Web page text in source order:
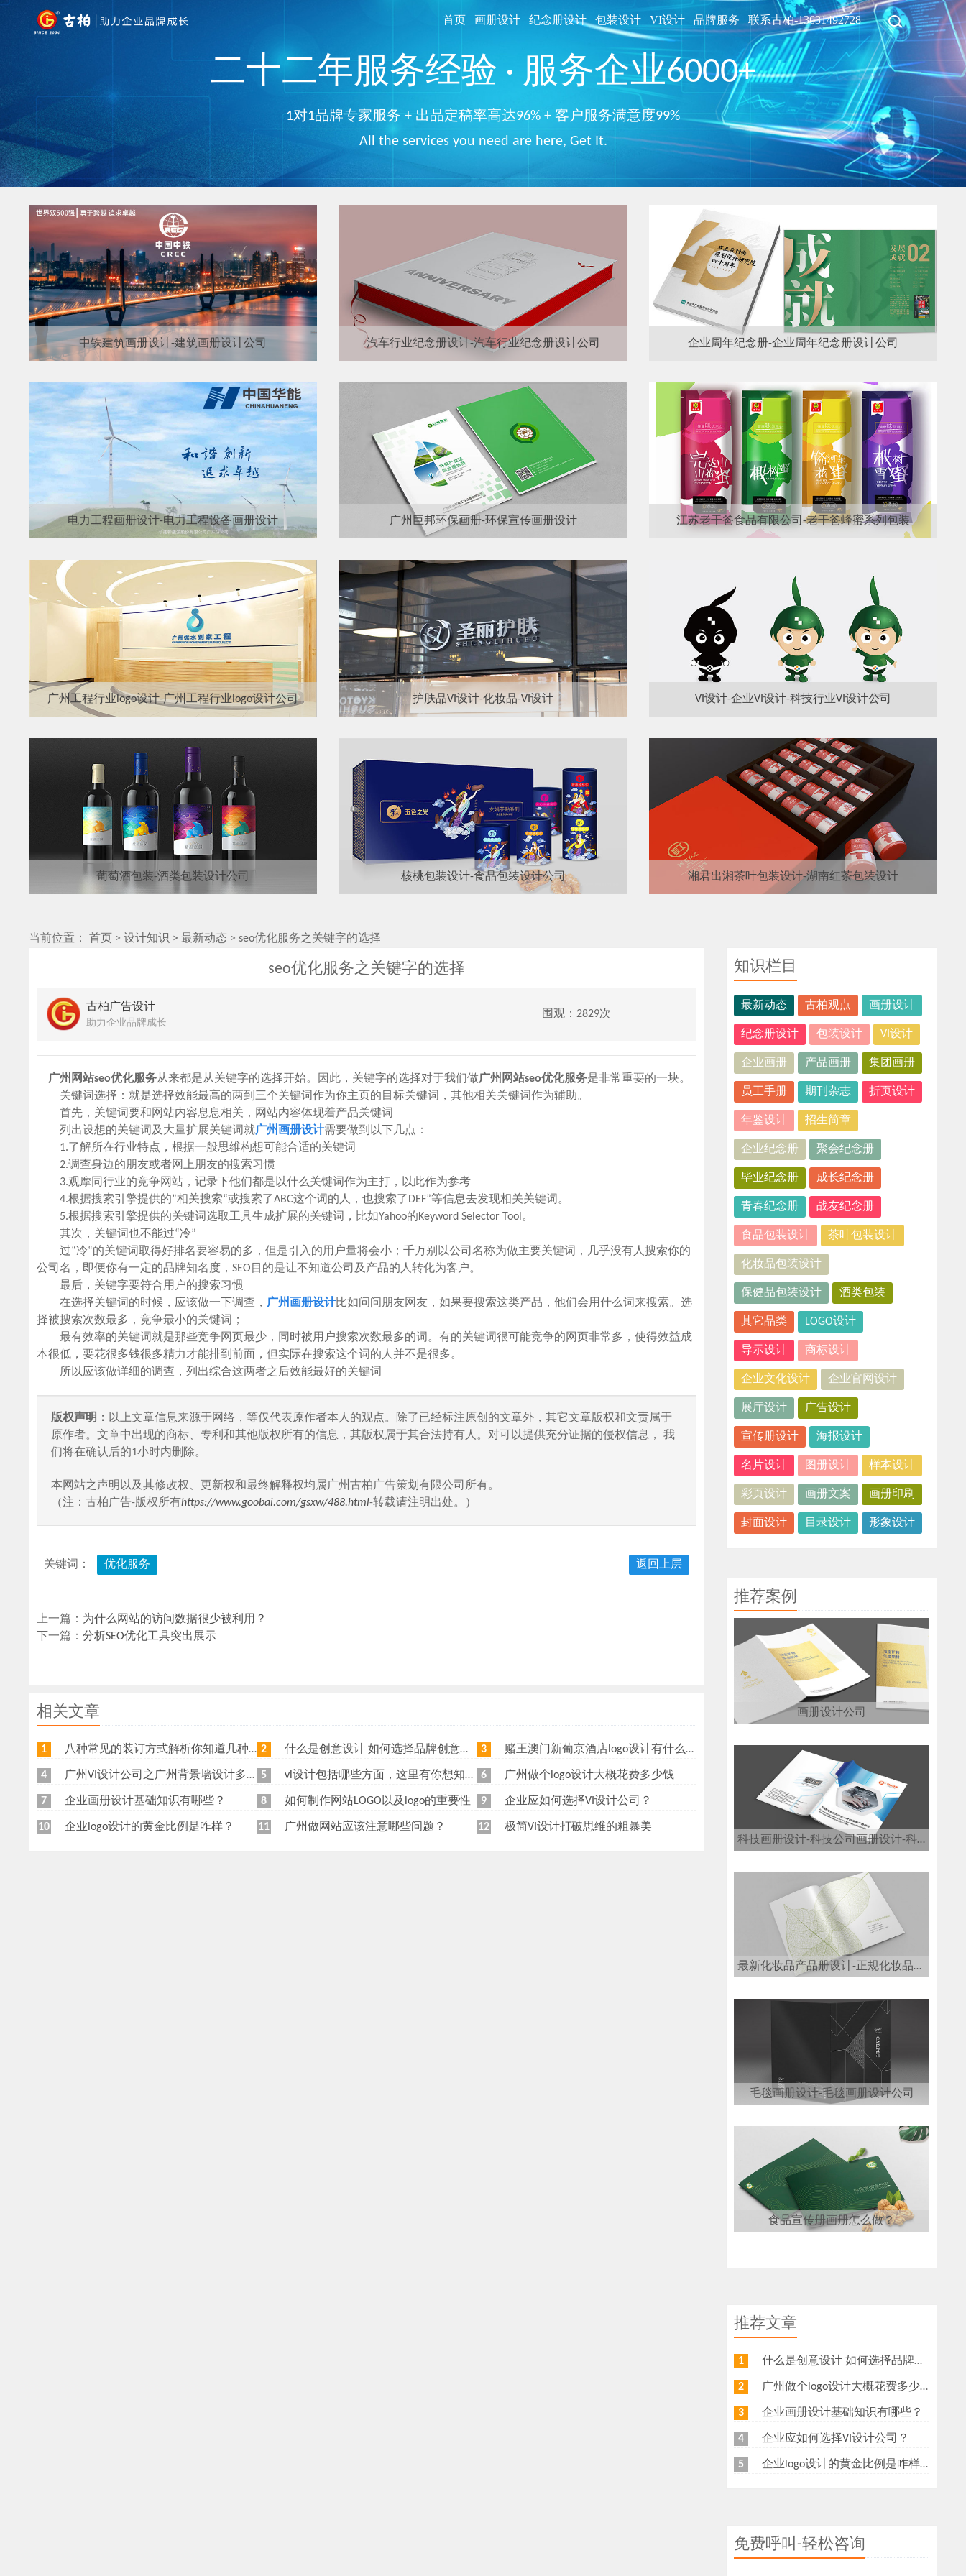
首页 画册设计 纪念册设计 包装设计 VI设计 品牌服务 联系古柏-13631492728
二十二年服务经验 · 服务企业6000+
1对1品牌专家服务 + 出品定稿率高达96% + 客户服务满意度99%
All the services you need are here, Get It.
中铁建筑画册设计-建筑画册设计公司 汽车行业纪念册设计-汽车行业纪念册设计公司 企业周年纪念册-企业周年纪念册设计公司
电力工程画册设计-电力工程设备画册设计 广州巨邦环保画册-环保宣传画册设计 江苏老干爸食品有限公司-老干爸蜂蜜系列包装
广州工程行业logo设计-广州工程行业logo设计公司 护肤品VI设计-化妆品-VI设计 VI设计-企业VI设计-科技行业VI设计公司
葡萄酒包装-酒类包装设计公司 核桃包装设计-食品包装设计公司 湘君出湘茶叶包装设计-湖南红茶包装设计
当前位置： 首页 >设计知识 >最新动态 >seo优化服务之关键字的选择
seo优化服务之关键字的选择
古柏广告设计
助力企业品牌成长
围观：2829次
广州网站seo优化服务从来都是从关键字的选择开始。因此，关键字的选择对于我们做广州网站seo优化服务是非常重要的一块。
关键词选择：就是选择效能最高的两到三个关键词作为你主页的目标关键词，其他相关关键词作为辅助。
首先，关键词要和网站内容息息相关，网站内容体现着产品关键词
列出设想的关键词及大量扩展关键词就广州画册设计需要做到以下几点：
1.了解所在行业特点，根据一般思维构想可能合适的关键词
2.调查身边的朋友或者网上朋友的搜索习惯
3.观摩同行业的竞争网站，记录下他们都是以什么关键词作为主打，以此作为参考
4.根据搜索引擎提供的”相关搜索“或搜索了ABC这个词的人，也搜索了DEF”等信息去发现相关关键词。
5.根据搜索引擎提供的关键词选取工具生成扩展的关键词，比如Yahoo的Keyword Selector Tool。
其次，关键词也不能过“冷”
过“冷“的关键词取得好排名要容易的多，但是引入的用户量将会小；千万别以公司名称为做主要关键词，几乎没有人搜索你的
公司名，即便你有一定的品牌知名度，SEO目的是让不知道公司及产品的人转化为客户。
最后，关键字要符合用户的搜索习惯
在选择关键词的时候，应该做一下调查， 广州画册设计比如问问朋友网友，如果要搜索这类产品，他们会用什么词来搜索。选
择被搜索次数最多，竞争最小的关键词；
最有效率的关键词就是那些竞争网页最少，同时被用户搜索次数最多的词。有的关键词很可能竞争的网页非常多，使得效益成
本很低，要花很多钱很多精力才能排到前面，但实际在搜索这个词的人并不是很多。
所以应该做详细的调查，列出综合这两者之后效能最好的关键词
版权声明： 以上文章信息来源于网络，等仅代表原作者本人的观点。除了已经标注原创的文章外，其它文章版权和文责属于
原作者。文章中出现的商标、专利和其他版权所有的信息，其版权属于其合法持有人。对可以提供充分证据的侵权信息， 我
们将在确认后的1小时内删除。
本网站之声明以及其修改权、更新权和最终解释权均属广州古柏广告策划有限公司所有。
（注：古柏广告-版权所有https://www.goobai.com/gsxw/488.html-转载请注明出处。）
关键词： 优化服务 返回上层
上一篇： 为什么网站的访问数据很少被利用？
下一篇：分析SEO优化工具突出展示
相关文章
1 八种常见的装订方式解析你知道几种？画册装订方式指南 2 什么是创意设计 如何选择品牌创意设计公司 3 赌王澳门新葡京酒店logo设计有什么意义？为什么新葡京酒店logo要做金色主调？
4 广州VI设计公司之广州背景墙设计多少钱？广州形象墙制作公司怎么收费？ 5 vi设计包括哪些方面，这里有你想知道的 6 广州做个logo设计大概花费多少钱
7 企业画册设计基础知识有哪些？ 8 如何制作网站LOGO以及logo的重要性 9 企业应如何选择VI设计公司？
10 企业logo设计的黄金比例是咋样？ 11 广州做网站应该注意哪些问题？ 12 极简VI设计打破思维的粗暴美
知识栏目
最新动态 古柏观点 画册设计
纪念册设计 包装设计 VI设计
企业画册 产品画册 集团画册
员工手册 期刊杂志 折页设计
年鉴设计 招生简章
企业纪念册 聚会纪念册
毕业纪念册 成长纪念册
青春纪念册 战友纪念册
食品包装设计 茶叶包装设计
化妆品包装设计
保健品包装设计 酒类包装
其它品类 LOGO设计
导示设计 商标设计
企业文化设计 企业官网设计
展厅设计 广告设计
宣传册设计 海报设计
名片设计 图册设计 样本设计
彩页设计 画册文案 画册印刷
封面设计 目录设计 形象设计
推荐案例
画册设计公司
科技画册设计-科技公司画册设计-科技画册设计公司
最新化妆品产品册设计-正规化妆品画册设计公司
毛毯画册设计-毛毯画册设计公司
食品宣传册画册怎么做？
推荐文章
1 什么是创意设计 如何选择品牌创意设计公司
2 广州做个logo设计大概花费多少钱
3 企业画册设计基础知识有哪些？
4 企业应如何选择VI设计公司？
5 企业logo设计的黄金比例是咋样？
免费呼叫-轻松咨询